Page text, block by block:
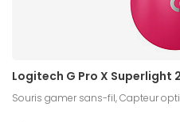
Logitech G Pro X Superlight
Souris gamer sans-fil, Capteur